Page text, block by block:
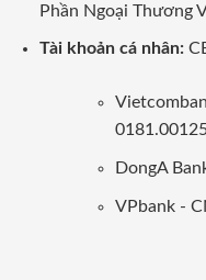
Phần Ngoại Thương
Tài khoản cá nhân:
DongA
VPbank -